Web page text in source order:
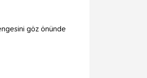
göz önünde